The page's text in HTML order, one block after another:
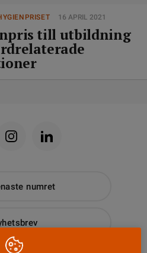
16 APRIL 2021
till utbildning
numret